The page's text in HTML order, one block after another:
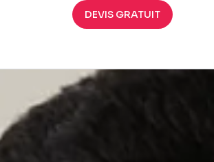
DEVIS GRATUIT